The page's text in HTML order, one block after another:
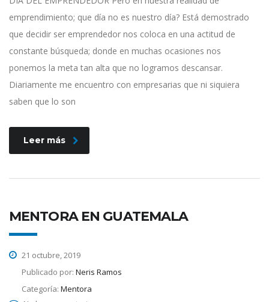
emprendimiento; que día no es nuestro día? Está demostrado
que decidir ser emprendedor nos coloca en una actitud de
constante búsqueda; donde en muchas ocasiones nos
ponemos la meta tan alta que no logramos descansar.
Diariamente me encuentro con empresarias que ni siquiera
saben que lo son
Leer más
MENTORA EN GUATEMALA
21 octubre, 2019
Publicado por: Neris Ramos
Categoría: Mentora